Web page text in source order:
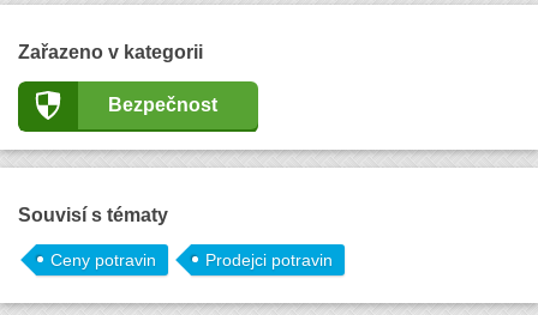
Zařazeno v kategorii
Bezpečnost
Souvisí s tématy
Ceny potravin Prodejci potravin